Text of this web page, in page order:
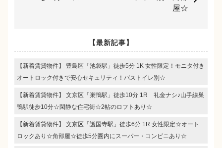
屋☆
【最新記事】
【新着賃貸物件】 豊島区「池袋駅」徒歩5分 1K 女性限定！モニタ付き
オートロック付きで安心セキュリティ！バストイレ別☆
【新着賃貸物件】 文京区「巣鴨駅」徒歩10分 1R 礼金ナシ♪山手線巣
鴨駅徒歩10分☆閑静な住宅街☆2帖のロフトあり☆
【新着賃貸物件】 文京区「護国寺駅」徒歩6分 1R 女性限定☆オート
ロックあり☆角部屋☆徒歩5分圏内にスーパー・コンビニあり☆